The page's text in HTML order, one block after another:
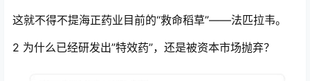
这就不得不提海正药业目前的“救命稻草”——法匹拉韦。
2 为什么已经研发出”特效药”，还是被资本市场抛弃？